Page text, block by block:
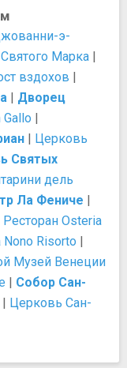
э-
Марка |
вздохов |
| Дворец
Gallo |
| Церковь
Святых
дель
Ла Фениче |
Ресторан Osteria
Nono Risorto |
Музей Венеции
| Собор Сан-
| Церковь Сан-